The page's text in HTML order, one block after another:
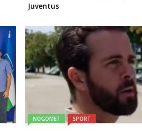
Juventus
NOGOMET SPORT